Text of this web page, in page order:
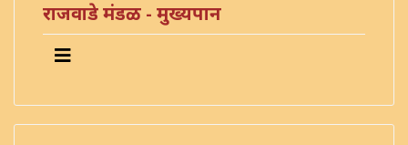
राजवाडे मंडळ - मुख्यपान